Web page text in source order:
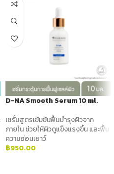
D-NA Smooth Serum 10 ml.
เซรั่มสูตรเข้มข้นฟื้นบำรุงผิวจาก
ภายใน ช่วยให้ผิวดูแข็งแรงขึ้น และฟื้น
ความอ่อนเยาว์
฿950.00